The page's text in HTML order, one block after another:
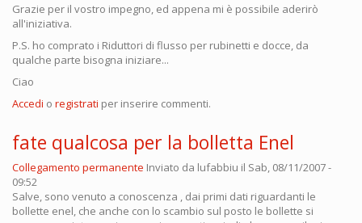
Grazie per il vostro impegno, ed appena mi è possibile aderirò
all'iniziativa.
P.S. ho comprato i Riduttori di flusso per rubinetti e docce, da
qualche parte bisogna iniziare...
Ciao
Accedi o registrati per inserire commenti.
fate qualcosa per la bolletta Enel
Collegamento permanente Inviato da lufabbiu il Sab, 08/11/2007 -
09:52
Salve, sono venuto a conoscenza , dai primi dati riguardanti le
bollette enel, che anche con lo scambio sul posto le bollette si